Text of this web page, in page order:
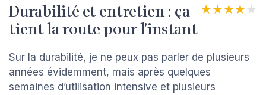
Durabilité et entretien : ça
tient la route pour l’instant
★★★★★
★★★★★
Sur la durabilité, je ne peux pas parler de plusieurs
années évidemment, mais après quelques
semaines d’utilisation intensive et plusieurs